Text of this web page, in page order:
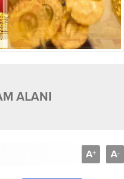
ALANI
A+ A-